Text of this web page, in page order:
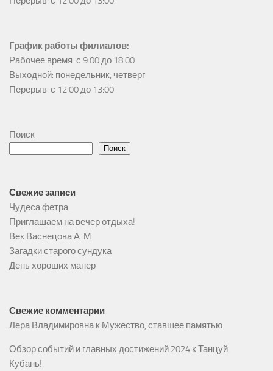
График работы филиалов:
Рабочее время: с 9:00 до 18:00
Выходной: понедельник, четверг
Перерыв: с 12:00 до 13:00
Поиск
Поиск
Свежие записи
Чудеса фетра
Приглашаем на вечер отдыха!
Век Васнецова А. М.
Загадки старого сундука
День хороших манер
Свежие комментарии
Лера Владимировнак Мужество, ставшее памятью
Обзор событий и главных достижений 2024 кТанцуй,
Кубань!